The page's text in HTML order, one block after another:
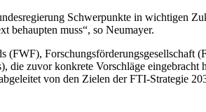
Schwerpunkte in wichtigen
behaupten muss“, so Neumayer.
zuvor konkrete Vorschläge
von den Zielen der FTI-Strategie